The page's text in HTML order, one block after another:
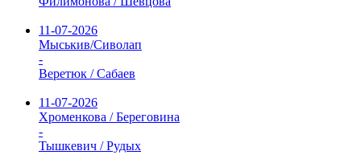
11-07-2026
Мыськив/Сиволап
-
Веретюк / Сабаев
11-07-2026
Хроменкова / Береговина
-
Тышкевич / Рудых